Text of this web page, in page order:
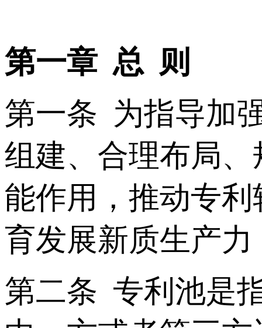
第一章 总 则
第一条 为指导加
组建、合理布局
能作用，推动专
育发展新质生产
第二条 专利池是